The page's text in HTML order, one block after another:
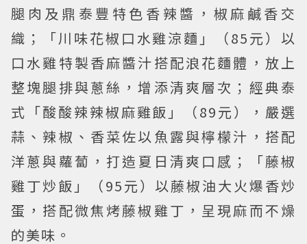
腿肉及鼎泰豐特色香辣醬，椒麻鹹香交
織；「川味花椒口水雞涼麵」（85元）以
口水雞特製香麻醬汁搭配浪花麵體，放上
整塊腿排與蔥絲，增添清爽層次；經典泰
式「酸酸辣辣椒麻雞飯」（89元），嚴選
蒜、辣椒、香菜佐以魚露與檸檬汁，搭配
洋蔥與蘿蔔，打造夏日清爽口感；「藤椒
雞丁炒飯」（95元）以藤椒油大火爆香炒
蛋，搭配微焦烤藤椒雞丁，呈現麻而不燥
的美味。